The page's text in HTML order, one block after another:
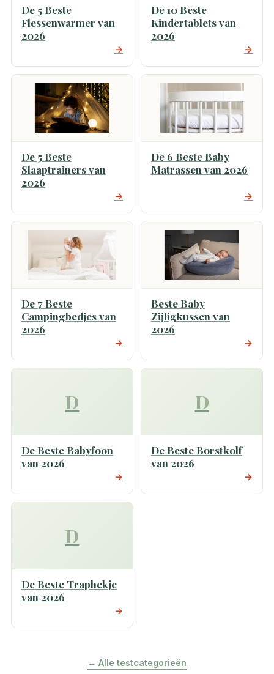
De 5 Beste
Flessenwarmer van
2026
→
De 10 Beste
Kindertablets van
2026
→
De 5 Beste
Slaaptrainers van
2026
→
De 6 Beste Baby
Matrassen van 2026
→
De 7 Beste
Campingbedjes van
2026
→
Beste Baby
Zijligkussen van
2026
→
D
De Beste Babyfoon
van 2026
→
D
De Beste Borstkolf
van 2026
→
D
De Beste Traphekje
van 2026
→
← Alle testcategorieën